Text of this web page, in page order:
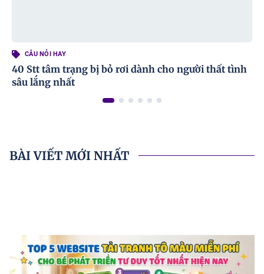
CÂU NỎI HAY
40 Stt tâm trạng bị bỏ rơi dành cho người thất tình
sâu lắng nhất
BÀI VIẾT MỚI NHẤT